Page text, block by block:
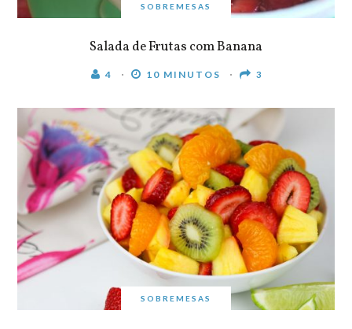
SOBREMESAS
Salada de Frutas com Banana
4 10 MINUTOS 3
SOBREMESAS